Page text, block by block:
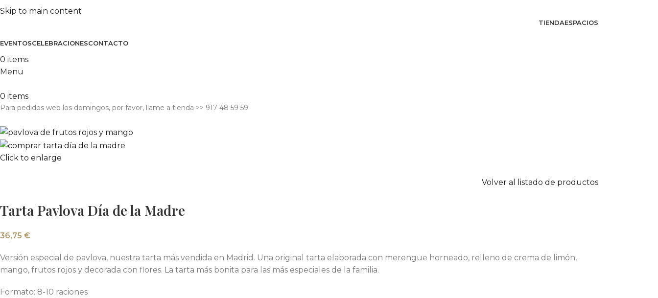
Skip to main content
TIENDAESPACIOS
EVENTOSCELEBRACIONESCONTACTO
0 items
Menu
0 items
Para pedidos web los domingos, por favor, llame a tienda​ >> 917 48 59 59
Click to enlarge
Volver al listado de productos
Tarta Pavlova Día de la Madre
36,75 €
Versión especial de pavlova, nuestra tarta más vendida en Madrid. Una original tarta elaborada con merengue horneado, relleno de crema de limón,
mango, frutos rojos y decorada con flores. La tarta más bonita para las más especiales de la familia.
Formato: 8-10 raciones